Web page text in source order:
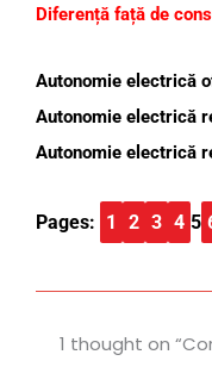
Diferență față de
Autonomie electrică
Autonomie electrică
Autonomie electrică
Pages: 1 2 3 4 5
1 thought on